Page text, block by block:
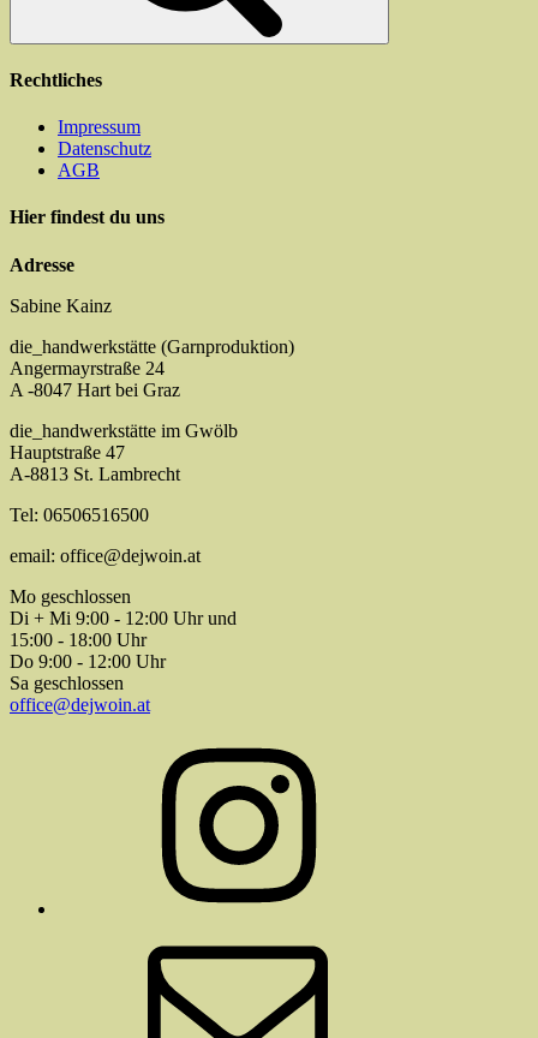
werden
Rechtliches
Impressum
Datenschutz
AGB
Hier findest du uns
Adresse
Sabine Kainz
die_handwerkstätte (Garnproduktion)
Angermayrstraße 24
A -8047 Hart bei Graz
die_handwerkstätte im Gwölb
Hauptstraße 47
A-8813 St. Lambrecht
Tel: 06506516500
email: office@dejwoin.at
Mo geschlossen
Di + Mi 9:00 - 12:00 Uhr und
15:00 - 18:00 Uhr
Do 9:00 - 12:00 Uhr
Sa geschlossen
office@dejwoin.at